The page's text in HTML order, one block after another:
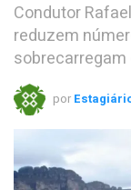
Condutor
reduzem
por